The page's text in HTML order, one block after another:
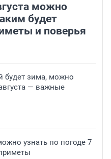
можно
будет
и поверья
будет зима, можно
— важные
узнать по погоде 7